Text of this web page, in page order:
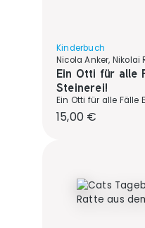
Kinderbuch
Nicola Anker, Nikolai
Ein Otti für alle
Steinerei!
Ein Otti für alle Fälle
Regulärer Preis:
15,00 €